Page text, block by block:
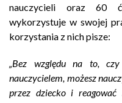
nauczycieli oraz 60
wykorzystuje w swojej
korzystania z nich pisze:
„Bez względu na to,
nauczycielem, możesz
przez dziecko i